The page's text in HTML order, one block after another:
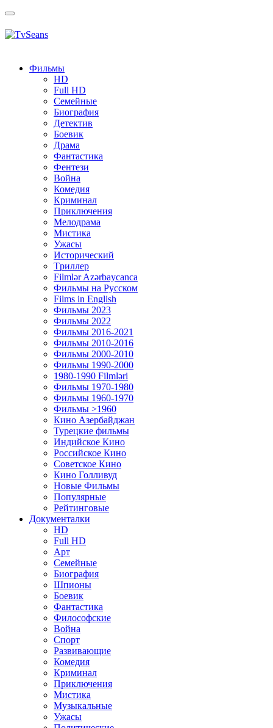
Toggle
Фильмы
HD
Full HD
Семейные
Биография
Детектив
Боевик
Драма
Фантастика
Фентези
Война
Комедия
Криминал
Приключения
Мелодрама
Мистика
Ужасы
Исторический
Tриллер
Filmlər Azərbaycanca
Фильмы на Русском
Films in English
Фильмы 2023
Фильмы 2022
Фильмы 2016-2021
Фильмы 2010-2016
Фильмы 2000-2010
Фильмы 1990-2000
1980-1990 Filmləri
Фильмы 1970-1980
Фильмы 1960-1970
Фильмы >1960
Кино Азербайджан
Турецкие фильмы
Индийское Кино
Российское Кино
Советское Кино
Кино Голливуд
Новые Фильмы
Популярные
Рейтинговые
Документалки
HD
Full HD
Арт
Семейные
Биография
Шпионы
Боевик
Фантастика
Философские
Война
Спорт
Развивающие
Комедия
Криминал
Приключения
Мистика
Музыкальные
Ужасы